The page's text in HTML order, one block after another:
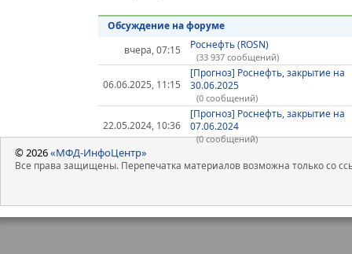
Обсуждение на форуме
вчера, 07:15
Роснефть (ROSN)
(33 937 сообщений)
06.06.2025, 11:15
[Прогноз] Роснефть, закрытие на
30.06.2025
(0 сообщений)
22.05.2024, 10:36
[Прогноз] Роснефть, закрытие на
07.06.2024
(0 сообщений)
© 2026«МФД-ИнфоЦентр»
Все права защищены. Перепечатка материалов возможна только со